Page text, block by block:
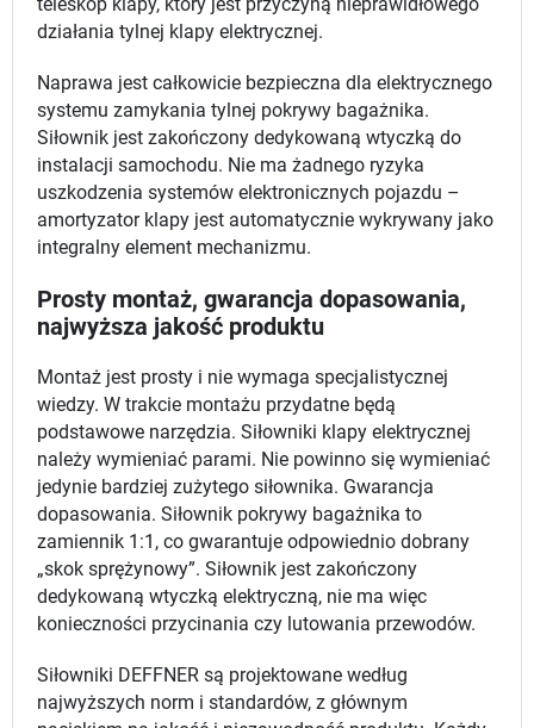
teleskop klapy, który jest przyczyną nieprawidłowego
działania tylnej klapy elektrycznej.
Naprawa jest całkowicie bezpieczna dla elektrycznego
systemu zamykania tylnej pokrywy bagażnika.
Siłownik jest zakończony dedykowaną wtyczką do
instalacji samochodu. Nie ma żadnego ryzyka
uszkodzenia systemów elektronicznych pojazdu –
amortyzator klapy jest automatycznie wykrywany jako
integralny element mechanizmu.
Prosty montaż, gwarancja dopasowania,
najwyższa jakość produktu
Montaż jest prosty i nie wymaga specjalistycznej
wiedzy. W trakcie montażu przydatne będą
podstawowe narzędzia. Siłowniki klapy elektrycznej
należy wymieniać parami. Nie powinno się wymieniać
jedynie bardziej zużytego siłownika. Gwarancja
dopasowania. Siłownik pokrywy bagażnika to
zamiennik 1:1, co gwarantuje odpowiednio dobrany
„skok sprężynowy”. Siłownik jest zakończony
dedykowaną wtyczką elektryczną, nie ma więc
konieczności przycinania czy lutowania przewodów.
Siłowniki DEFFNER są projektowane według
najwyższych norm i standardów, z głównym